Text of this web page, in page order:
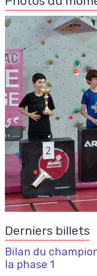
Derniers billets
Bilan du
la phase 1